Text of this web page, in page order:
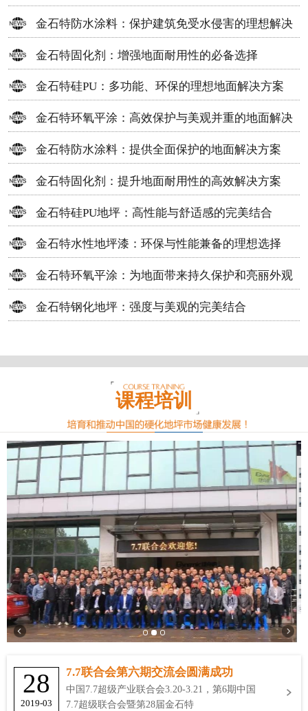
决方案
金石特防水涂料：保护建筑免受水侵害的理想解决
方案
金石特固化剂：增强地面耐用性的必备选择
金石特硅PU：多功能、环保的理想地面解决方案
金石特环氧平涂：高效保护与美观并重的地面解决
方案
金石特防水涂料：提供全面保护的地面解决方案
金石特固化剂：提升地面耐用性的高效解决方案
金石特硅PU地坪：高性能与舒适感的完美结合
金石特水性地坪漆：环保与性能兼备的理想选择
金石特环氧平涂：为地面带来持久保护和亮丽外观
金石特钢化地坪：强度与美观的完美结合
课程培训
28
2019-03
7.7联合会第六期交流会圆满成功
中国7.7超级产业联合会3.20-3.21，第6期中国
7.7超级联合会暨第28届金石特